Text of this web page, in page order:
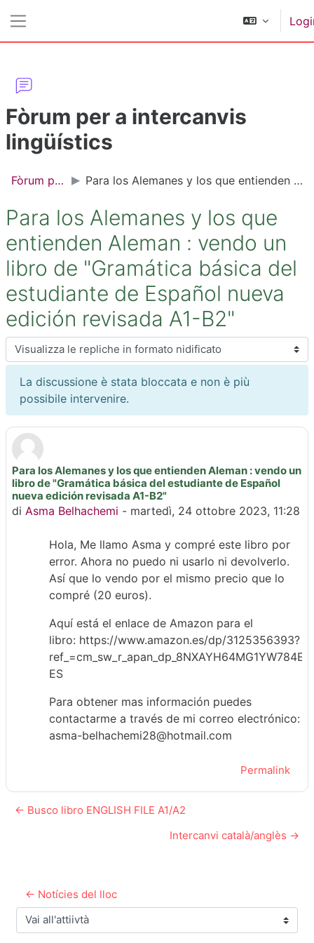
Fòrum per a intercanvis
lingüístics
Fòrum per a intercanvis lingüístics Para los Alemanes y los que entienden Aleman : vendo un libro de "Gramática básica del estudiante de Español nueva edición revisada A1-B2"
Para los Alemanes y los que
entienden Aleman : vendo un
libro de "Gramática básica del
estudiante de Español nueva
edición revisada A1-B2"
Modalità visualizzazione
La discussione è stata bloccata e non è più
possibile intervenire.
Para los Alemanes y los que entienden Aleman : vendo un
libro de "Gramática básica del estudiante de Español
nueva edición revisada A1-B2"
di Asma Belhachemi - martedì, 24 ottobre 2023, 11:28
Numero di risposte: 0
Hola, Me llamo Asma y compré este libro por
error. Ahora no puedo ni usarlo ni devolverlo.
Así que lo vendo por el mismo precio que lo
compré (20 euros).
Aquí está el enlace de Amazon para el
libro: https://www.amazon.es/dp/3125356393?
ES
Para obtener mas información puedes
contactarme a través de mi correo electrónico:
asma-belhachemi28@hotmail.com
Permalink
← Busco libro ENGLISH FILE A1/A2
Intercanvi català/anglès →
← Notícies del lloc
Vai all'attiivtà